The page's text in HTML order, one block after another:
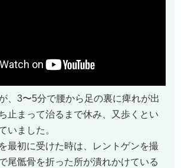
、3〜5分で腰から足の裏に痺れが出
止まって治るまで休み、又歩くとい
いました。
最初に受けた時は、レントゲンを撮
尾骶骨を折った所が潰れかけている